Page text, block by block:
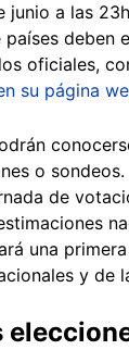
junio a las
deben
oficiales,
su página
o
de
una
y de